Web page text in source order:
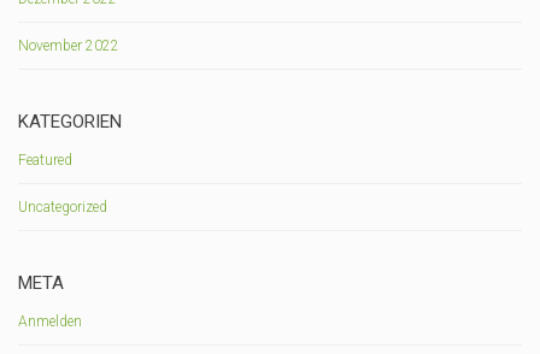
November 2022
KATEGORIEN
Featured
Uncategorized
META
Anmelden